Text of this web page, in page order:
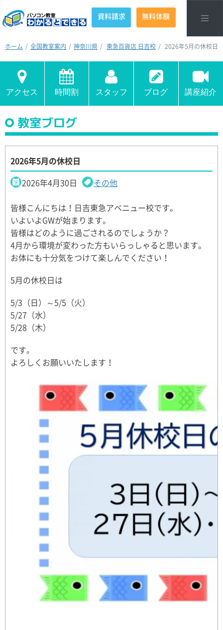
資料請求 無料体験
ホーム 全国教室案内 神奈川県 東急百貨店 日吉校 2026年5月の休校日
アクセス 時間割 スタッフ ブログ 講座紹介
教室ブログ
2026年5月の休校日
2026年4月30日
その他
皆様こんにちは！日吉東急アベニュー校です。
いよいよGWが始まります。
皆様はどのように過ごされるのでしょうか？
4月から環境が変わった方もいらっしゃると思います。
お体にも十分気をつけて楽しんでください！
5月の休校日は
5/3（日）～5/5（火）
5/27（水）
5/28（木）
です。
よろしくお願いいたします！